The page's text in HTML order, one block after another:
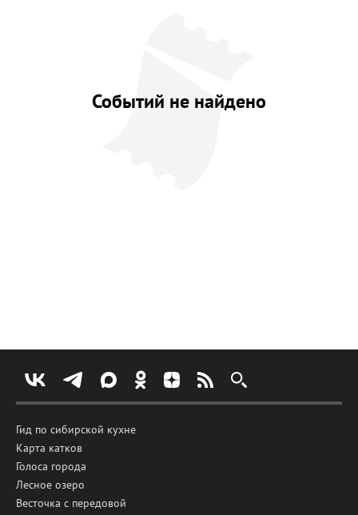
Событий не найдено
Гид по сибирской кухне
Карта катков
Голоса города
Лесное озеро
Весточка с передовой